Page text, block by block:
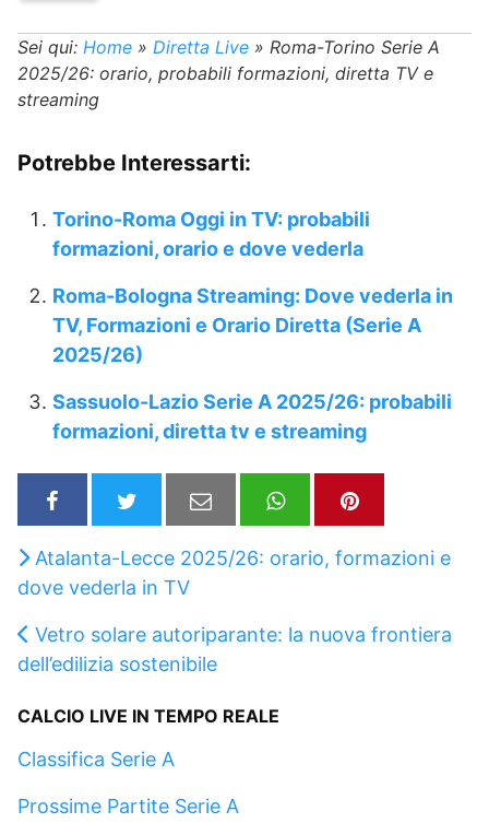
Sei qui: Home » Diretta Live » Roma-Torino Serie A
2025/26: orario, probabili formazioni, diretta TV e
streaming
Potrebbe Interessarti:
Torino-Roma Oggi in TV: probabili
formazioni, orario e dove vederla
Roma-Bologna Streaming: Dove vederla in
TV, Formazioni e Orario Diretta (Serie A
2025/26)
Sassuolo-Lazio Serie A 2025/26: probabili
formazioni, diretta tv e streaming
Atalanta-Lecce 2025/26: orario, formazioni e
dove vederla in TV
Vetro solare autoriparante: la nuova frontiera
dell’edilizia sostenibile
CALCIO LIVE IN TEMPO REALE
Classifica Serie A
Prossime Partite Serie A